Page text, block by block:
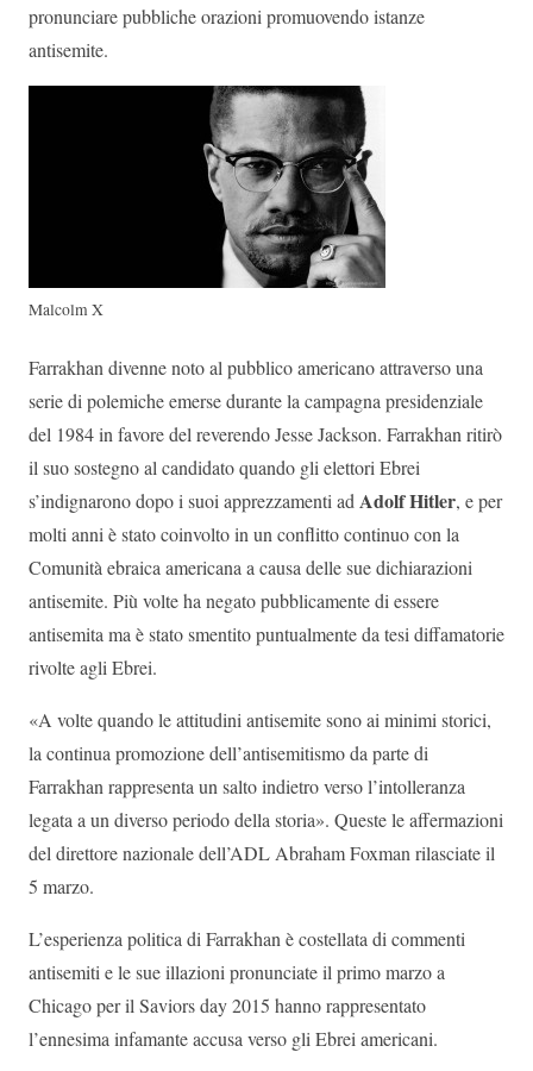
pronunciare pubbliche orazioni promuovendo istanze
antisemite.
Malcolm X
Farrakhan divenne noto al pubblico americano attraverso una
serie di polemiche emerse durante la campagna presidenziale
del 1984 in favore del reverendo Jesse Jackson. Farrakhan ritirò
il suo sostegno al candidato quando gli elettori Ebrei
s’indignarono dopo i suoi apprezzamenti ad Adolf Hitler, e per
molti anni è stato coinvolto in un conflitto continuo con la
Comunità ebraica americana a causa delle sue dichiarazioni
antisemite. Più volte ha negato pubblicamente di essere
antisemita ma è stato smentito puntualmente da tesi diffamatorie
rivolte agli Ebrei.
«A volte quando le attitudini antisemite sono ai minimi storici,
la continua promozione dell’antisemitismo da parte di
Farrakhan rappresenta un salto indietro verso l’intolleranza
legata a un diverso periodo della storia». Queste le affermazioni
del direttore nazionale dell’ADL Abraham Foxman rilasciate il
5 marzo.
L’esperienza politica di Farrakhan è costellata di commenti
antisemiti e le sue illazioni pronunciate il primo marzo a
Chicago per il Saviors day 2015 hanno rappresentato
l’ennesima infamante accusa verso gli Ebrei americani.